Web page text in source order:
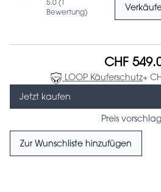
5.0 (1
Bewertung)
CHF
LOOP Käuferschutz+
Jetzt kaufen
Preis
Zur Wunschliste hinzufügen